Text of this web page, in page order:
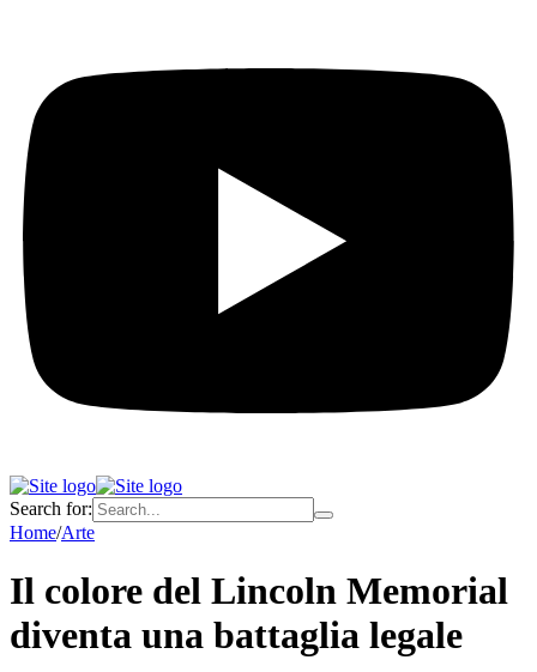
Search for:
Home/Arte
Il colore del Lincoln Memorial
diventa una battaglia legale